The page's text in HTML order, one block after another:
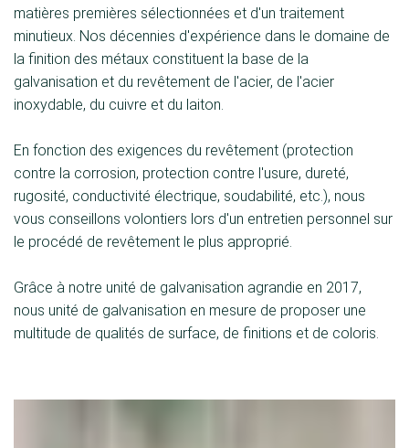
matières premières sélectionnées et d'un traitement
minutieux. Nos décennies d'expérience dans le domaine de
la finition des métaux constituent la base de la
galvanisation et du revêtement de l'acier, de l'acier
inoxydable, du cuivre et du laiton.
En fonction des exigences du revêtement (protection
contre la corrosion, protection contre l'usure, dureté,
rugosité, conductivité électrique, soudabilité, etc.), nous
vous conseillons volontiers lors d'un entretien personnel sur
le procédé de revêtement le plus approprié.
Grâce à notre unité de galvanisation agrandie en 2017,
nous unité de galvanisation en mesure de proposer une
multitude de qualités de surface, de finitions et de coloris.